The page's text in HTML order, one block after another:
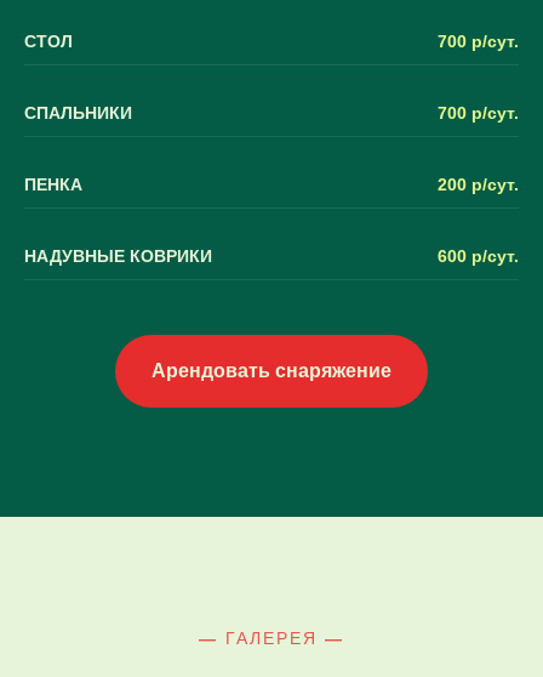
СТОЛ 700 р/сут.
СПАЛЬНИКИ 700 р/сут.
ПЕНКА 200 р/сут.
НАДУВНЫЕ КОВРИКИ 600 р/сут.
Арендовать снаряжение
— ГАЛЕРЕЯ —